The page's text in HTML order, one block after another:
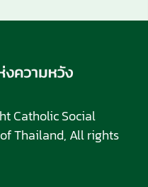
Catholic Social
Thailand, All rights